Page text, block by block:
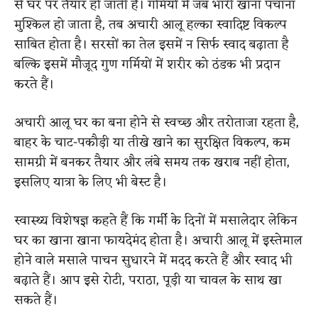
से घर पर तैयार हो जाती है। गर्मियों में जब भारी खाना पचाना
मुश्किल हो जाता है, तब अचारी आलू हल्का स्वादिष्ट विकल्प
साबित होता है। सरसों का तेल इसमें न सिर्फ स्वाद बढ़ाता है
बल्कि इसमें मौजूद गुण गर्मियों में शरीर को ठंडक भी प्रदान
करते हैं।
अचारी आलू घर का बना होने से स्वच्छ और तरोताजा रहता है,
बाहर के चाट-पकौड़ी या तीखे खाने का सुरक्षित विकल्प, कम
सामग्री में बनकर तैयार और लंबे समय तक खराब नहीं होता,
इसलिए यात्रा के लिए भी बेस्ट है।
स्वास्थ्य विशेषज्ञ कहते हैं कि गर्मी के दिनों में मसालेदार लेकिन
घर का खाना खाना फायदेमंद होता है। अचारी आलू में इस्तेमाल
होने वाले मसाले पाचन सुधारने में मदद करते हैं और स्वाद भी
बढ़ाते हैं। आप इसे रोटी, पराठा, पूड़ी या चावल के साथ खा
सकते हैं।